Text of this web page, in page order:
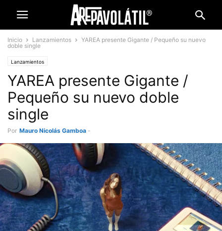
Inicio Lanzamientos
YAREA presente Gigante / Pequeño su nuevo
doble single
Lanzamientos
YAREA presente Gigante /
Pequeño su nuevo doble
single
Por Mauro Nicolás Gamboa -